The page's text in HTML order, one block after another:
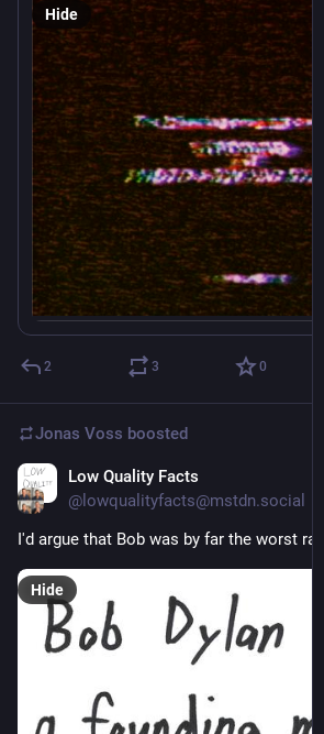
Hide
2 3 0
Jonas Voss boosted
Low Quality Facts
@lowqualityfacts@mstdn.social
I'd argue that Bob was by far the worst
Hide